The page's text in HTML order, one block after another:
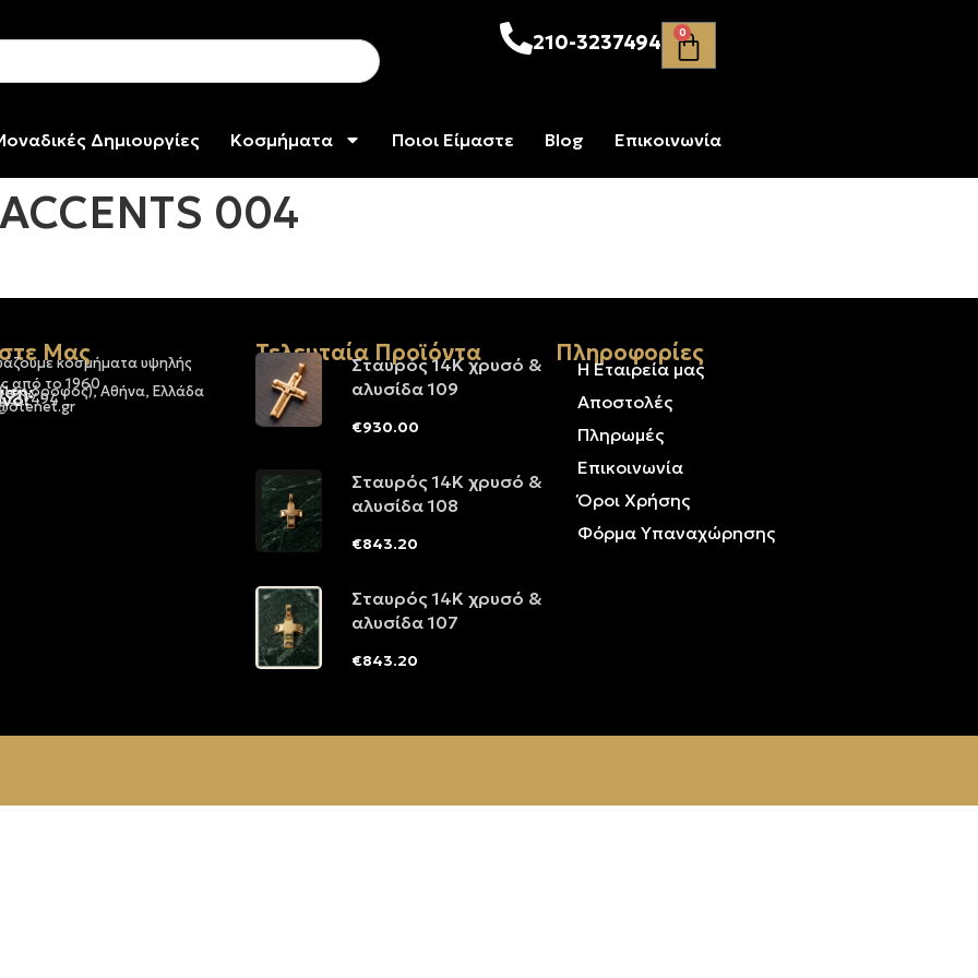
210-3237494 0
Δημιουργίες Κοσμήματα Ποιοι Είμαστε Blog Επικοινωνία
004
Μας
κοσμήματα υψηλής
από το 1960
όροφος), Αθήνα, Ελλάδα
Τελευταία Προϊόντα
Σταυρός 14Κ χρυσό &
αλυσίδα 109
€930.00
Σταυρός 14Κ χρυσό &
αλυσίδα 108
€843.20
Σταυρός 14Κ χρυσό &
αλυσίδα 107
€843.20
Πληροφορίες
Η Εταιρεία μας
Αποστολές
Πληρωμές
Επικοινωνία
Όροι Χρήσης
Φόρμα Υπαναχώρησης